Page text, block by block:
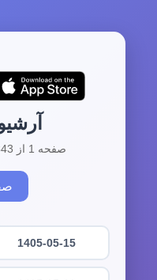
صفحه 1 از 343 | مجموع 3424 آرشیو
1405-05-15